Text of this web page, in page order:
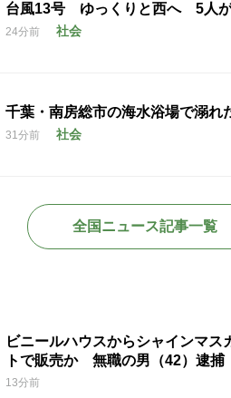
台風13号 ゆっくりと西へ 5人
24分前 社会
千葉・南房総市の海水浴場で溺
31分前 社会
全国ニュース記事一覧
ビニールハウスからシャインマ
トで販売か 無職の男（42）逮
13分前